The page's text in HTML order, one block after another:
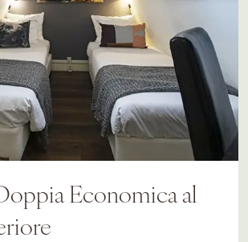
Economica al